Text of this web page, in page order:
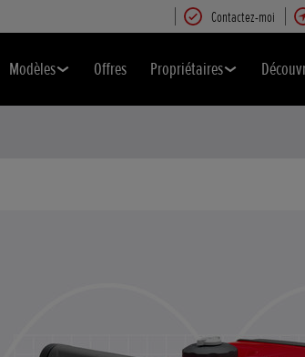
Contactez-moi
Modèles Offres Propriétaires